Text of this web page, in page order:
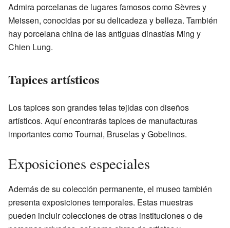
Admira porcelanas de lugares famosos como Sèvres y
Meissen, conocidas por su delicadeza y belleza. También
hay porcelana china de las antiguas dinastías Ming y
Chien Lung.
Tapices artísticos
Los tapices son grandes telas tejidas con diseños
artísticos. Aquí encontrarás tapices de manufacturas
importantes como Tournai, Bruselas y Gobelinos.
Exposiciones especiales
Además de su colección permanente, el museo también
presenta exposiciones temporales. Estas muestras
pueden incluir colecciones de otras instituciones o de